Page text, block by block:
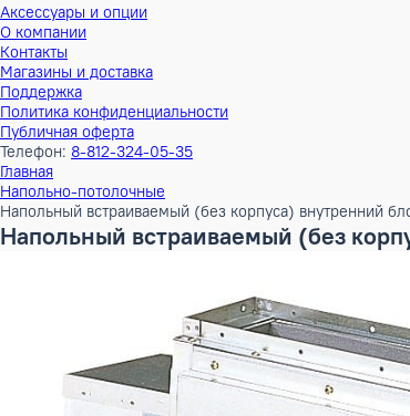
Внутренние блоки (воздух-вода)
Чиллеры-фанкойлы
Вентиляция
Аксессуары и опции
О компании
Контакты
Магазины и доставка
Поддержка
Политика конфиденциальности
Публичная оферта
Телефон:8-812-324-05-35
Напольный встраиваемый (без корпуса)
Напольный встраиваемый (без